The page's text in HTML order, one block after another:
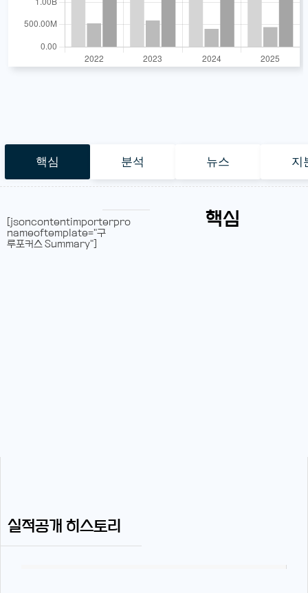
핵심 분석 뉴스 지
핵심
[jsoncontentimporterpro
nameoftemplate="구
루포커스 Summary"]
실적공개 히스토리